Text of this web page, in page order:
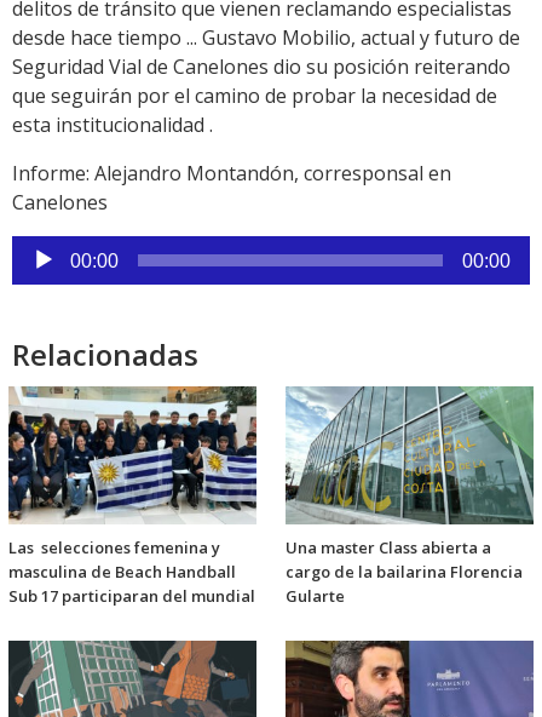
delitos de tránsito que vienen reclamando especialistas
desde hace tiempo ... Gustavo Mobilio, actual y futuro de
Seguridad Vial de Canelones dio su posición reiterando
que seguirán por el camino de probar la necesidad de
esta institucionalidad .
Informe: Alejandro Montandón, corresponsal en
Canelones
Reproductor
de
00:00 00:00
Relacionadas
Las selecciones femenina y
masculina de Beach Handball
Sub 17 participaran del mundial
Una master Class abierta a
cargo de la bailarina Florencia
Gularte